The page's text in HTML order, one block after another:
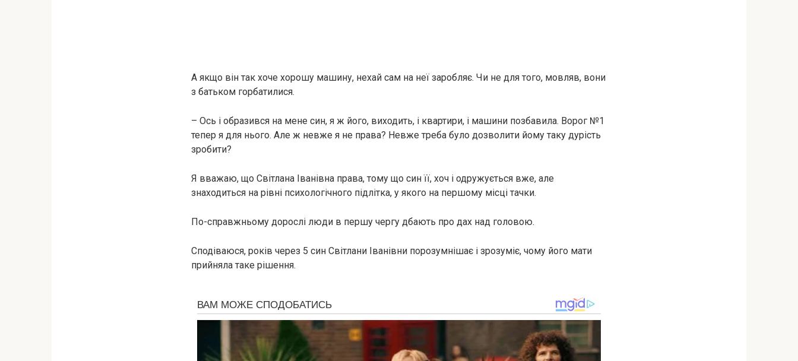
А якщо він так хоче хорошу машину, нехай сам на неї заробляє. Чи не для того, мовляв, вони
з батьком горбатилися.
– Ось і образився на мене син, я ж його, виходить, і квартири, і машини позбавила. Ворог №1
тепер я для нього. Але ж невже я не права? Невже треба було дозволити йому таку дурість
зробити?
Я вважаю, що Світлана Іванівна права, тому що син її, хоч і одружується вже, але
знаходиться на рівні психологічного підлітка, у якого на першому місці тачки.
По-справжньому дорослі люди в першу чергу дбають про дах над головою.
Сподіваюся, років через 5 син Світлани Іванівни порозумнішає і зрозуміє, чому його мати
прийняла таке рішення.